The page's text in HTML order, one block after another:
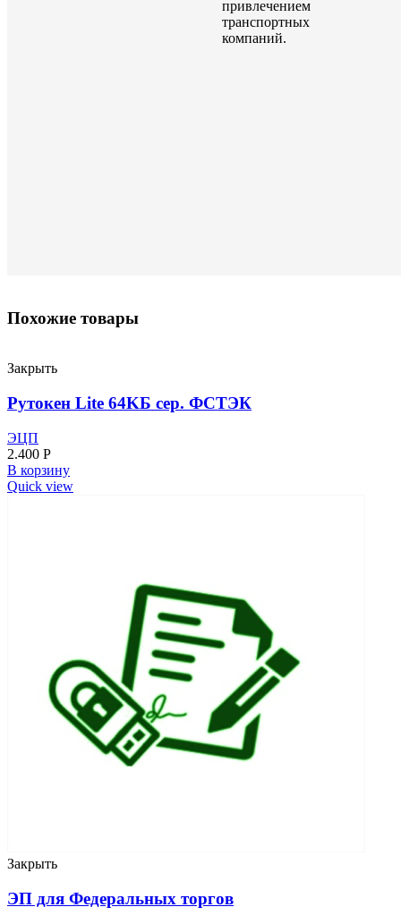
привлечением
транспортных
компаний.
Похожие товары
Закрыть
Рутокен Lite 64KБ сер. ФСТЭК
ЭЦП
2.400 Р
В корзину
Quick view
Закрыть
ЭП для Федеральных торгов